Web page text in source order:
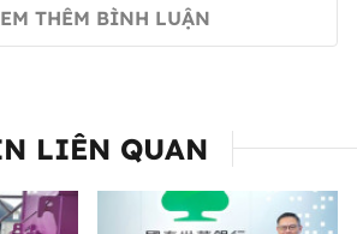
THÊM BÌNH LUẬN
LIÊN QUAN